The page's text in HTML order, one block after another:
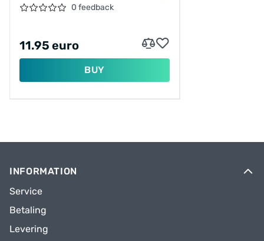
0 feedback
11.95 euro
BUY
INFORMATION
Service
Betaling
Levering